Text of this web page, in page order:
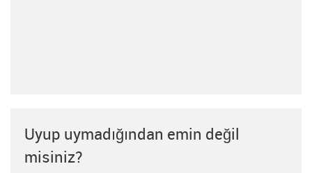
Uyup uymadığından emin değil
misiniz?